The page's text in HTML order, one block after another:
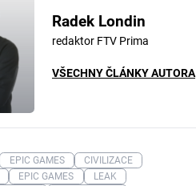
Radek Londin
redaktor FTV Prima
VŠECHNY ČLÁNKY AUTORA
EPIC GAMES
CIVILIZACE
EPIC GAMES
LEAK